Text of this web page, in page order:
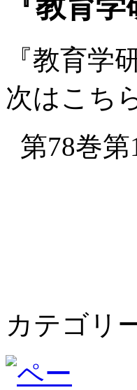
『教育学
次はこち
第78巻
カテゴリ